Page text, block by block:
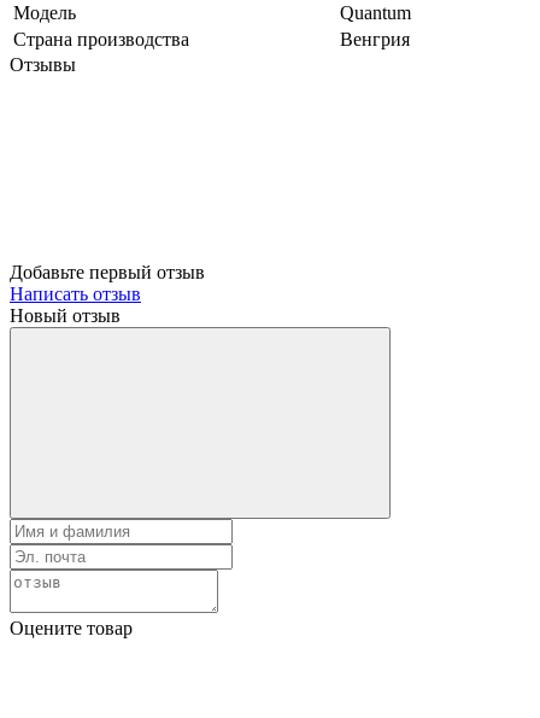
Модель
Quantum
Страна производства
Венгрия
Отзывы
Добавьте первый отзыв
Написать отзыв
Новый отзыв
Оцените товар